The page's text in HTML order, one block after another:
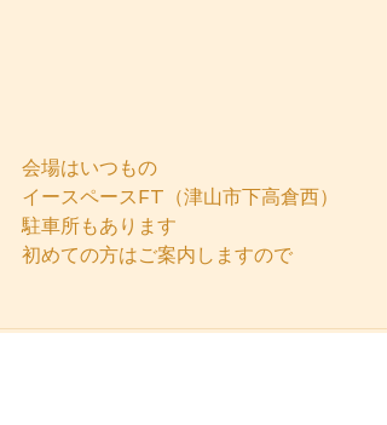
会場はいつもの
イースペースFT（津山市下高倉西）
駐車所もあります
初めての方はご案内しますので